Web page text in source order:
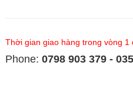
Thời gian giao hàng trong vòng 1
Phone: 0798 903 379 -